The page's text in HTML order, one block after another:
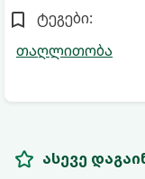
ტეგები:
თაღლითობა
ასევე